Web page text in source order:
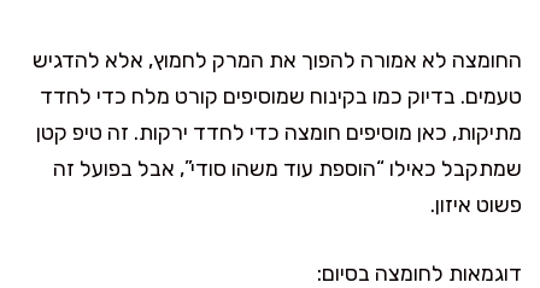
החומצה לא אמורה להפוך את המרק לחמוץ, אלא להדגיש
טעמים. בדיוק כמו בקינוח שמוסיפים קורט מלח כדי לחדד
מתיקות, כאן מוסיפים חומצה כדי לחדד ירקות. זה טיפ קטן
שמתקבל כאילו “הוספת עוד משהו סודי”, אבל בפועל זה
פשוט איזון.
דוגמאות לחומצה בסיום: